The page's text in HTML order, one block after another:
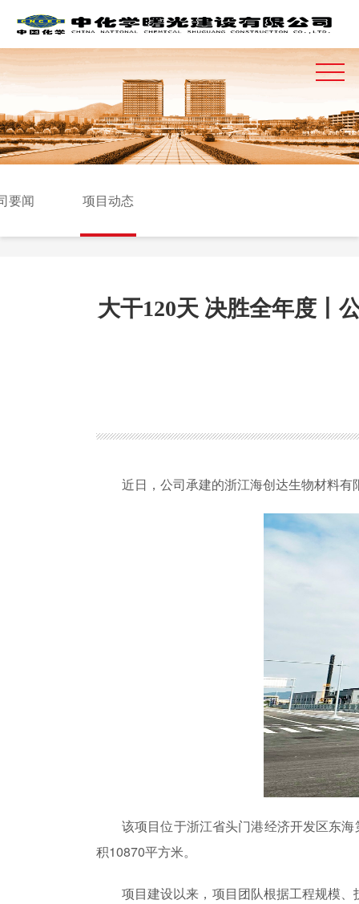
要闻 项目动态
大干120天 决胜全年度丨
近日，公司承建的浙江海创达生物材料
该项目位于浙江省头门港经济开发区东
积10870平方米。
项目建设以来，项目团队根据工程规模